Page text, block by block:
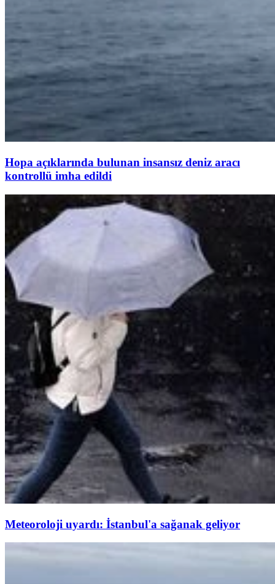
Hopa açıklarında bulunan insansız deniz aracı
kontrollü imha edildi
Meteoroloji uyardı: İstanbul'a sağanak geliyor